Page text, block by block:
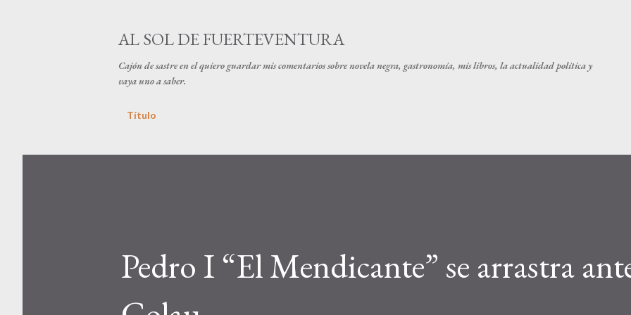
AL SOL DE FUERTEVENTURA
Cajón de sastre en el quiero guardar mis comentarios sobre novela negra, gastronomía, mis libros, la actualidad política y
vaya uno a saber.
Título
Pedro I “El Mendicante” se arrastra